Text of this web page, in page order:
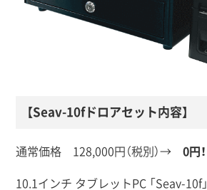
【Seav-10fドロアセット内容】
通常価格 128,000円（税別）→ 0円！
10.1インチ タブレットPC 「Seav-10f」